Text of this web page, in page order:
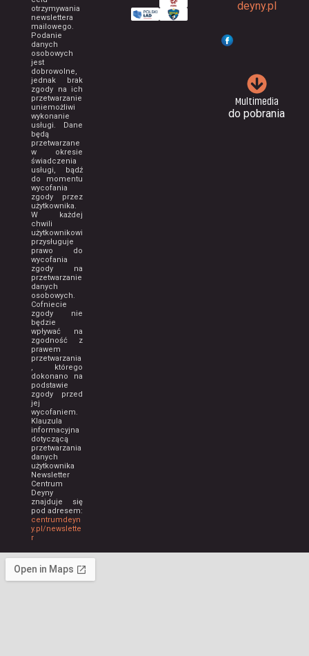
otrzymywania
newslettera
mailowego.
Podanie
danych
osobowych
jest
dobrowolne,
jednak brak
zgody na ich
przetwarzanie
uniemożliwi
wykonanie
usługi. Dane
będą
przetwarzane
w okresie
świadczenia
usługi, bądź
do momentu
wycofania
zgody przez
użytkownika.
W każdej
chwili
użytkownikowi
przysługuje
prawo do
wycofania
zgody na
przetwarzanie
danych
osobowych.
Cofniecie
zgody nie
będzie
wpływać na
zgodność z
prawem
przetwarzania
, którego
dokonano na
podstawie
zgody przed
jej
wycofaniem.
Klauzula
informacyjna
dotyczącą
przetwarzania
danych
użytkownika
Newsletter
Centrum
Deyny
znajduje się
pod adresem:
centrumdeyn
y.pl/newslette
r
deyny.pl
Multimedia
do pobrania